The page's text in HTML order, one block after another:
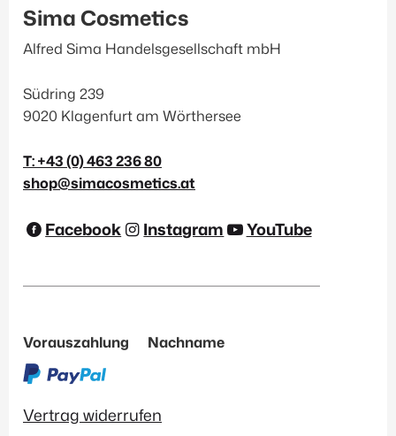
Sima Cosmetics
Alfred Sima Handelsgesellschaft mbH
Südring 239
9020 Klagenfurt am Wörthersee
T: +43 (0) 463 236 80
shop@simacosmetics.at
Facebook Instagram YouTube
Vertrag widerrufen
Vorauszahlung Nachname